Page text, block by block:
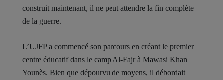
construit maintenant, il ne peut attendre la fin complète
de la guerre.
L’UJFP a commencé son parcours en créant le premier
centre éducatif dans le camp Al-Fajr à Mawasi Khan
Younès. Bien que dépourvu de moyens, il débordait